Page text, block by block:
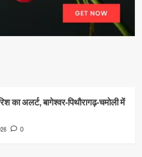
का अलर्ट, बागेश्वर-पिथौरागढ़-चमोली में
0